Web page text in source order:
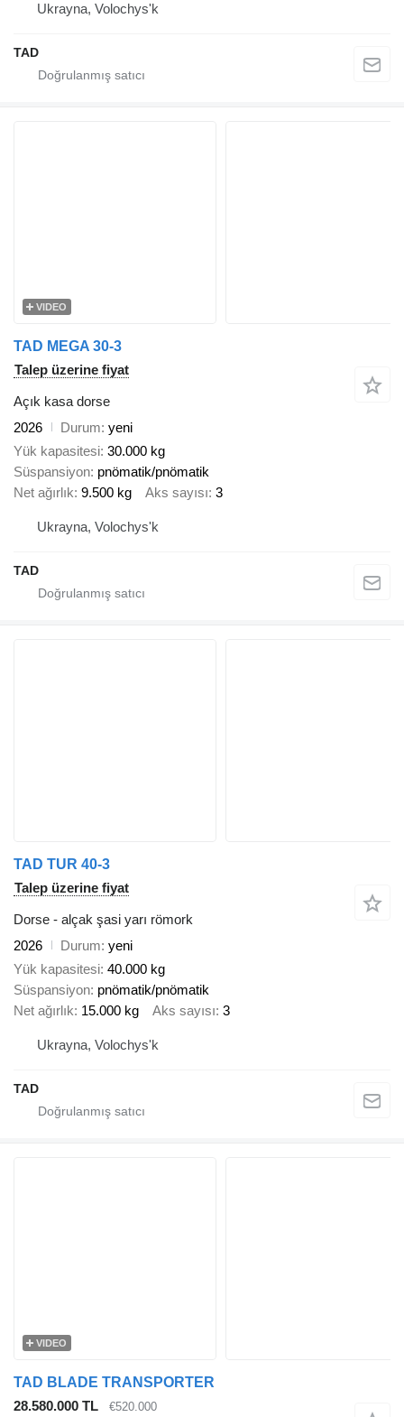
Ukrayna, Volochys'k
TAD
VIDEO
TAD MEGA 30-3
Talep üzerine fiyat
Açık kasa dorse
2026
Durum yeni
Yük kapasitesi 30.000 kg
Süspansiyon pnömatik/pnömatik
Net ağırlık 9.500 kg Aks sayısı 3
Ukrayna, Volochys'k
TAD
TAD TUR 40-3
Talep üzerine fiyat
Dorse - alçak şasi yarı römork
2026
Durum yeni
Yük kapasitesi 40.000 kg
Süspansiyon pnömatik/pnömatik
Net ağırlık 15.000 kg Aks sayısı 3
Ukrayna, Volochys'k
TAD
VIDEO
TAD BLADE TRANSPORTER
28.580.000 TL
€520.000